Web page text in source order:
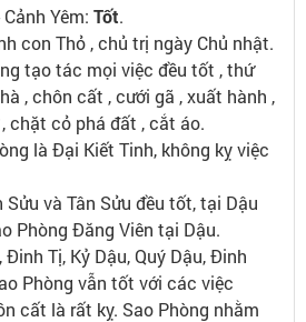
Yêm: Tốt.
con Thỏ , chủ trị ngày Chủ nhật.
tạo tác mọi việc đều tốt , thứ
, chôn cất , cưới gã , xuất hành ,
chặt cỏ phá đất , cắt áo.
là Đại Kiết Tinh, không kỵ việc
Sửu và Tân Sửu đều tốt, tại Dậu
Phòng Đăng Viên tại Dậu.
Đinh Tị, Kỷ Dậu, Quý Dậu, Đinh
Phòng vẫn tốt với các việc
cất là rất kỵ. Sao Phòng nhằm